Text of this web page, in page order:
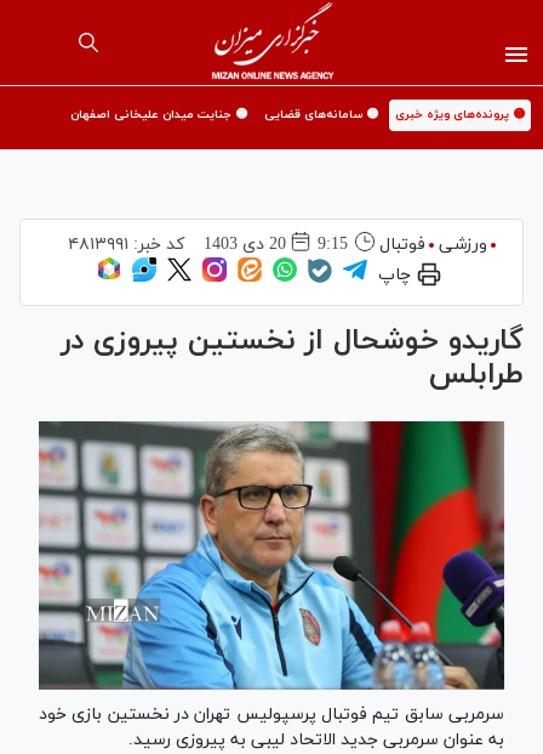
🟡 پرونده‌های ویژه خبری 🟡 سامانه‌های قضایی 🟡 جنایت میدان علیخانی اصفهان
ورزشی فوتبال 9:15 20 دی 1403 کد خبر: ۴۸۱۳۹۹۱
چاپ
گاریدو خوشحال از نخستین پیروزی در
طرابلس
سرمربی سابق تیم فوتبال پرسپولیس تهران در نخستین بازی خود
به عنوان سرمربی جدید الاتحاد لیبی به پیروزی رسید.